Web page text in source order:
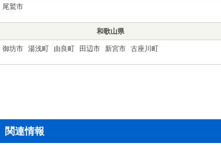
尾鷲市
和歌山県
御坊市 湯浅町 由良町 田辺市 新宮市 古座川町
関連情報